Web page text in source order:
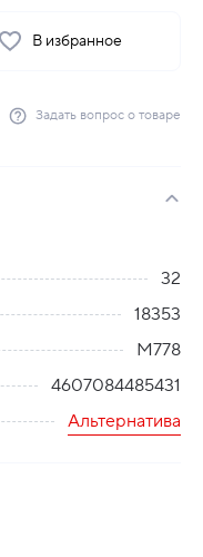
В избранное
Задать вопрос о товаре
32
18353
М778
4607084485431
Альтернатива